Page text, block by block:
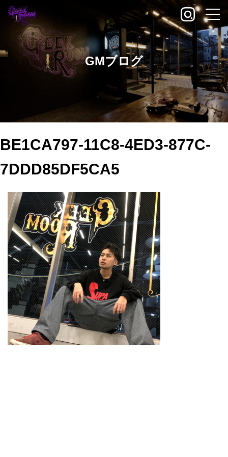
GMブログ
BE1CA797-11C8-4ED3-877C-
7DDD85DF5CA5